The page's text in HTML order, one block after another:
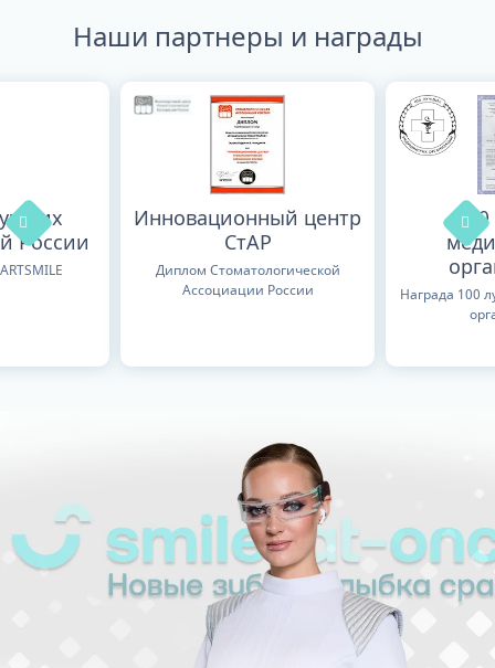
Наши партнеры и награды
России
Инновационный центр
СтАР
Диплом Стоматологической
Ассоциации России
Награда 100